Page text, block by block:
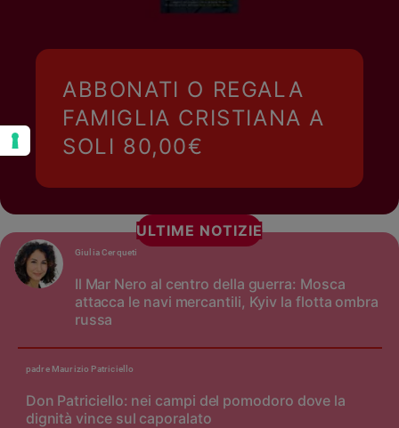
ABBONATI O REGALA
FAMIGLIA CRISTIANA A
SOLI 80,00€
ULTIME NOTIZIE
Il Mar Nero al centro della guerra: Mosca
attacca le navi mercantili, Kyiv la flotta ombra
russa
Giulia Cerqueti
Don Patriciello: nei campi del pomodoro dove la
dignità vince sul caporalato
padre Maurizio Patriciello